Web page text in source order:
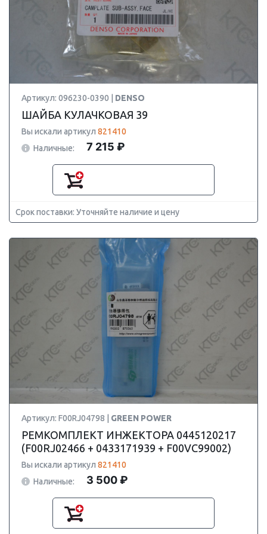
Артикул: 096230-0390 | DENSO
ШАЙБА КУЛАЧКОВАЯ 39
Вы искали артикул 821410
Наличные:
7 215 ₽
Срок поставки: Уточняйте наличие и цену
Артикул: F00RJ04798 | GREEN POWER
РЕМКОМПЛЕКТ ИНЖЕКТОРА 0445120217
(F00RJ02466 + 0433171939 + F00VC99002)
Вы искали артикул 821410
Наличные:
3 500 ₽